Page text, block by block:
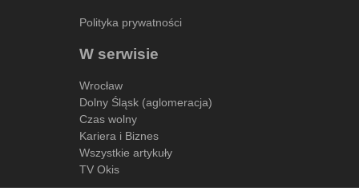
Polityka prywatności
W serwisie
Wrocław
Dolny Śląsk (aglomeracja)
Czas wolny
Kariera i Biznes
Wszystkie artykuły
TV Okis